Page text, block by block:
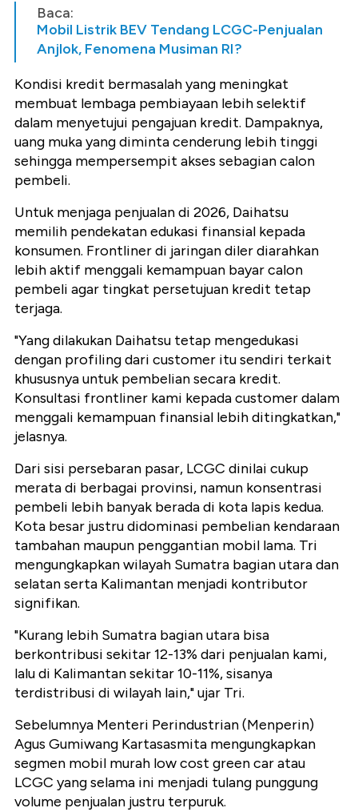
Baca:
Mobil Listrik BEV Tendang LCGC-Penjualan
Anjlok, Fenomena Musiman RI?
Kondisi kredit bermasalah yang meningkat
membuat lembaga pembiayaan lebih selektif
dalam menyetujui pengajuan kredit. Dampaknya,
uang muka yang diminta cenderung lebih tinggi
sehingga mempersempit akses sebagian calon
pembeli.
Untuk menjaga penjualan di 2026, Daihatsu
memilih pendekatan edukasi finansial kepada
konsumen. Frontliner di jaringan diler diarahkan
lebih aktif menggali kemampuan bayar calon
pembeli agar tingkat persetujuan kredit tetap
terjaga.
"Yang dilakukan Daihatsu tetap mengedukasi
dengan profiling dari customer itu sendiri terkait
khususnya untuk pembelian secara kredit.
Konsultasi frontliner kami kepada customer dalam
menggali kemampuan finansial lebih ditingkatkan,"
jelasnya.
Dari sisi persebaran pasar, LCGC dinilai cukup
merata di berbagai provinsi, namun konsentrasi
pembeli lebih banyak berada di kota lapis kedua.
Kota besar justru didominasi pembelian kendaraan
tambahan maupun penggantian mobil lama. Tri
mengungkapkan wilayah Sumatra bagian utara dan
selatan serta Kalimantan menjadi kontributor
signifikan.
"Kurang lebih Sumatra bagian utara bisa
berkontribusi sekitar 12-13% dari penjualan kami,
lalu di Kalimantan sekitar 10-11%, sisanya
terdistribusi di wilayah lain," ujar Tri.
Sebelumnya Menteri Perindustrian (Menperin)
Agus Gumiwang Kartasasmita mengungkapkan
segmen mobil murah low cost green car atau
LCGC yang selama ini menjadi tulang punggung
volume penjualan justru terpuruk.